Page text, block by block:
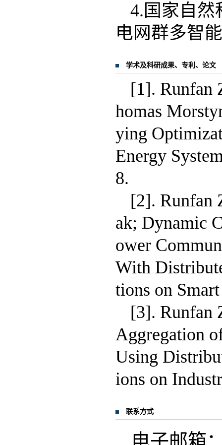
4.国家自然
电网群多智
学术及科研成果、专利、论文
[1]. Runfan
homas
ying
Energy
8.
[2]. Runfan
ak; Dynamic
ower
With
tions on
[3]. Runfan
Aggregation
Using
ions on
联系方式